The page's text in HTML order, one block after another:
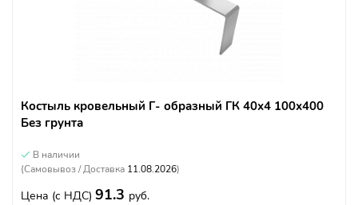
Костыль кровельный Г- образный ГК 40х4 100х400
Без грунта
В наличии
(Самовывоз / Доставка 11.08.2026)
Цена (с НДС) 91.3 руб.